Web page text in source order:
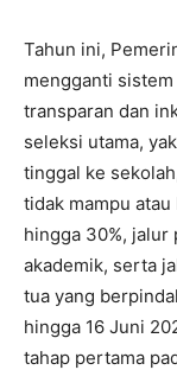
Tahun ini,
mengganti
transparan dan
seleksi utama,
tinggal ke
tidak mampu
hingga 30%, jalur
akademik, serta
tua yang
hingga 16 Juni
tahap pertama